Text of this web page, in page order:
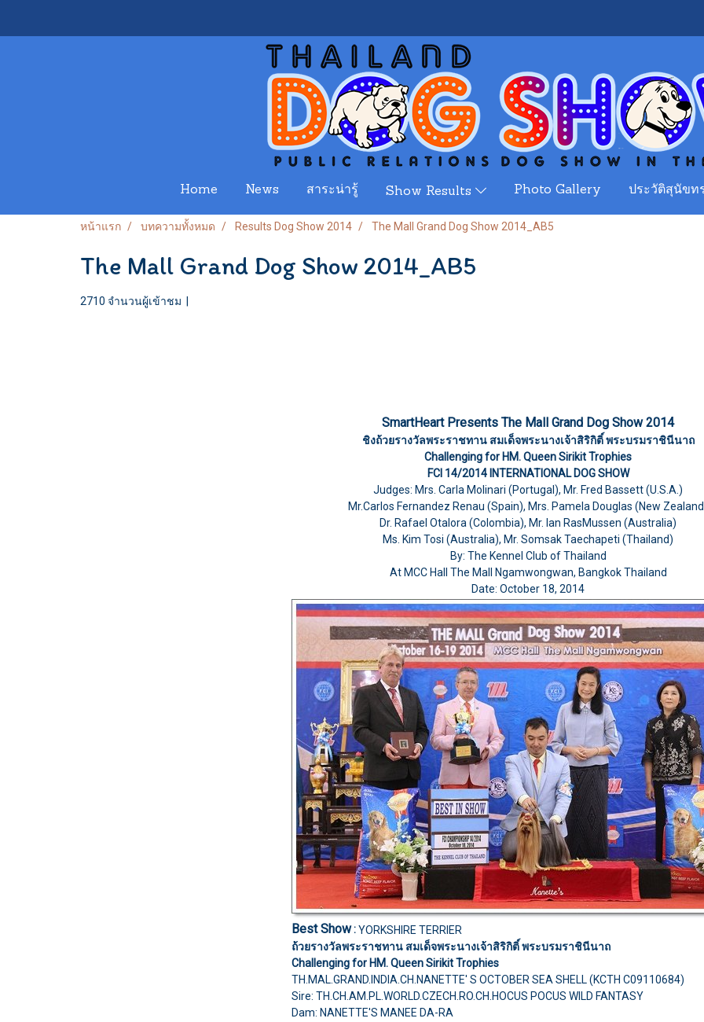
Home News สาระน่ารู้ Show Results Photo Gallery ประวัติสุนัขท
หน้าแรก บทความทั้งหมด Results Dog Show 2014 The Mall Grand Dog Show 2014_AB5
The Mall Grand Dog Show 2014_AB5
2710 จำนวนผู้เข้าชม |
SmartHeart Presents The Mall Grand Dog Show 2014
ชิงถ้วยรางวัลพระราชทาน สมเด็จพระนางเจ้าสิริกิติ์ พระบรมราชินีนาถ
Challenging for HM. Queen Sirikit Trophies
FCI 14/2014 INTERNATIONAL DOG SHOW
Judges: Mrs. Carla Molinari (Portugal), Mr. Fred Bassett (U.S.A.)
Mr.Carlos Fernandez Renau (Spain), Mrs. Pamela Douglas (New
Dr. Rafael Otalora (Colombia), Mr. Ian RasMussen (Australia)
Ms. Kim Tosi (Australia), Mr. Somsak Taechapeti (Thailand)
By: The Kennel Club of Thailand
At MCC Hall The Mall Ngamwongwan, Bangkok Thailand
Date: October 18, 2014
Best Show:YORKSHIRE TERRIER
ถ้วยรางวัลพระราชทาน สมเด็จพระนางเจ้าสิริกิติ์ พระบรมราชินีนาถ
Challenging for HM. Queen Sirikit Trophies
TH.MAL.GRAND.INDIA.CH.NANETTE' S OCTOBER SEA SHELL (KCTH C09110684)
Sire: TH.CH.AM.PL.WORLD.CZECH.RO.CH.HOCUS POCUS WILD FANTASY
Dam: NANETTE'S MANEE DA-RA